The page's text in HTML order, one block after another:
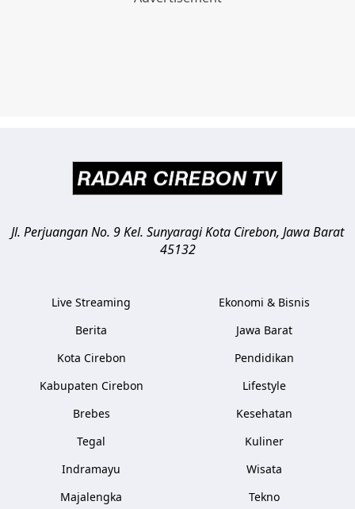
Jl. Perjuangan No. 9 Kel. SunyaragiKota Cirebon, Jawa Barat
45132
Live Streaming
Berita
Kota Cirebon
Kabupaten Cirebon
Brebes
Tegal
Indramayu
Majalengka
Ekonomi & Bisnis
Jawa Barat
Pendidikan
Lifestyle
Kesehatan
Kuliner
Wisata
Tekno